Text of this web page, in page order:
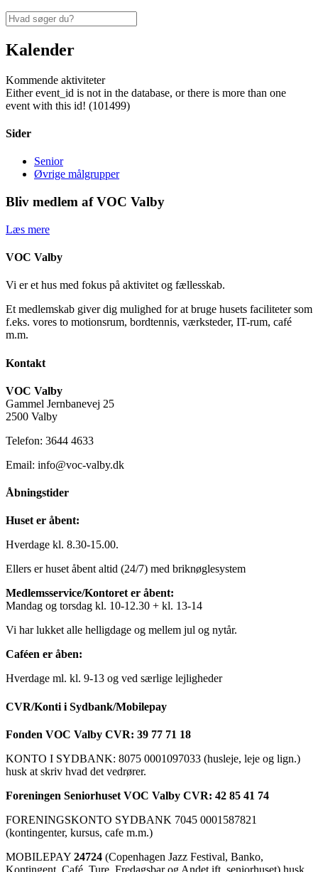
Kalender
Kommende aktiviteter
Either event_id is not in the database, or there is more than one
event with this id! (101499)
Sider
Senior
Øvrige målgrupper
Bliv medlem af VOC Valby
Læs mere
VOC Valby
Vi er et hus med fokus på aktivitet og fællesskab.
Et medlemskab giver dig mulighed for at bruge husets faciliteter som
f.eks. vores to motionsrum, bordtennis, værksteder, IT-rum, café
m.m.
Kontakt
VOC Valby
Gammel Jernbanevej 25
2500 Valby
Telefon: 3644 4633
Email: info@voc-valby.dk
Åbningstider
Huset er åbent:
Hverdage kl. 8.30-15.00.
Ellers er huset åbent altid (24/7) med briknøglesystem
Medlemsservice/Kontoret er åbent:
Mandag og torsdag kl. 10-12.30 + kl. 13-14
Vi har lukket alle helligdage og mellem jul og nytår.
Caféen er åben:
Hverdage ml. kl. 9-13 og ved særlige lejligheder
CVR/Konti i Sydbank/Mobilepay
Fonden VOC Valby CVR: 39 77 71 18
KONTO I SYDBANK: 8075 0001097033 (husleje, leje og lign.)
husk at skriv hvad det vedrører.
Foreningen Seniorhuset VOC Valby CVR: 42 85 41 74
FORENINGSKONTO SYDBANK 7045 0001587821
(kontingenter, kursus, cafe m.m.)
MOBILEPAY 24724 (Copenhagen Jazz Festival, Banko,
Kontingent, Café, Ture, Fredagsbar og Andet ift. seniorhuset) husk